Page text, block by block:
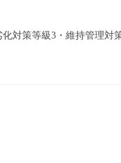
対策等級3・維持管理対